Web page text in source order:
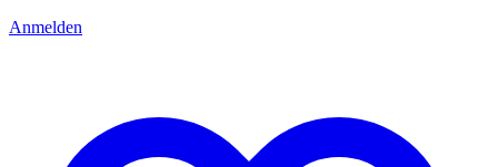
Anmelden